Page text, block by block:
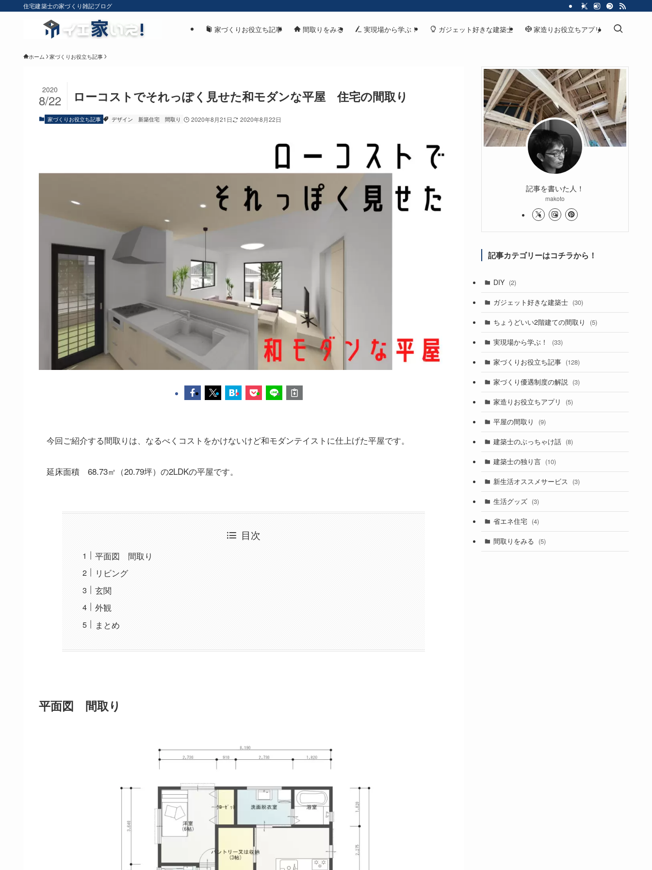
住宅建築士の家づくり雑記ブログ
家づくりお役立ち記事 間取りをみる 実現場から学ぶ！ ガジェット好きな建築士 家造りお役立ちアプリ
ホーム 家づくりお役立ち記事
ローコストでそれっぽく見せた和モダンな平屋 住宅の間取り
2020
8/22
家づくりお役立ち記事 デザイン 新築住宅 間取り 2020年8月21日 2020年8月22日
今回ご紹介する間取りは、なるべくコストをかけないけど和モダンテイストに仕上げた平屋です。
延床面積 68.73㎡（20.79坪）の2LDKの平屋です。
目次
平面図 間取り
リビング
玄関
外観
まとめ
平面図 間取り
記事を書いた人！
makoto
記事カテゴリーはコチラから！
DIY (2)
ガジェット好きな建築士 (30)
ちょうどいい2階建ての間取り (5)
実現場から学ぶ！ (33)
家づくりお役立ち記事 (128)
家づくり優遇制度の解説 (3)
家造りお役立ちアプリ (5)
平屋の間取り (9)
建築士のぶっちゃけ話 (8)
建築士の独り言 (10)
新生活オススメサービス (3)
生活グッズ (3)
省エネ住宅 (4)
間取りをみる (5)